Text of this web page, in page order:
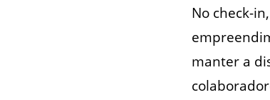
No check-
manter a